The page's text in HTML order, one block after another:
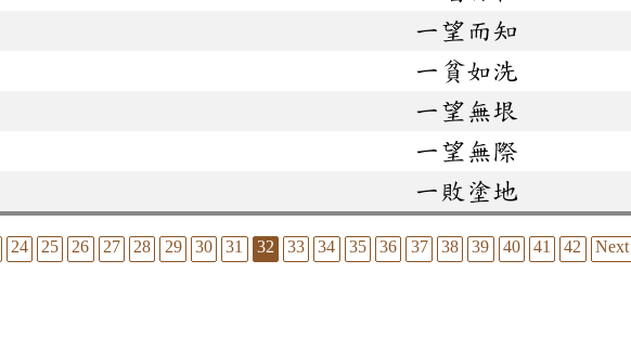
一望而知
一貧如洗
一望無垠
一望無際
一敗塗地
24 25 26 27 28 29 30 31 32 33 34 35 36 37 38 39 40 41 42 Next